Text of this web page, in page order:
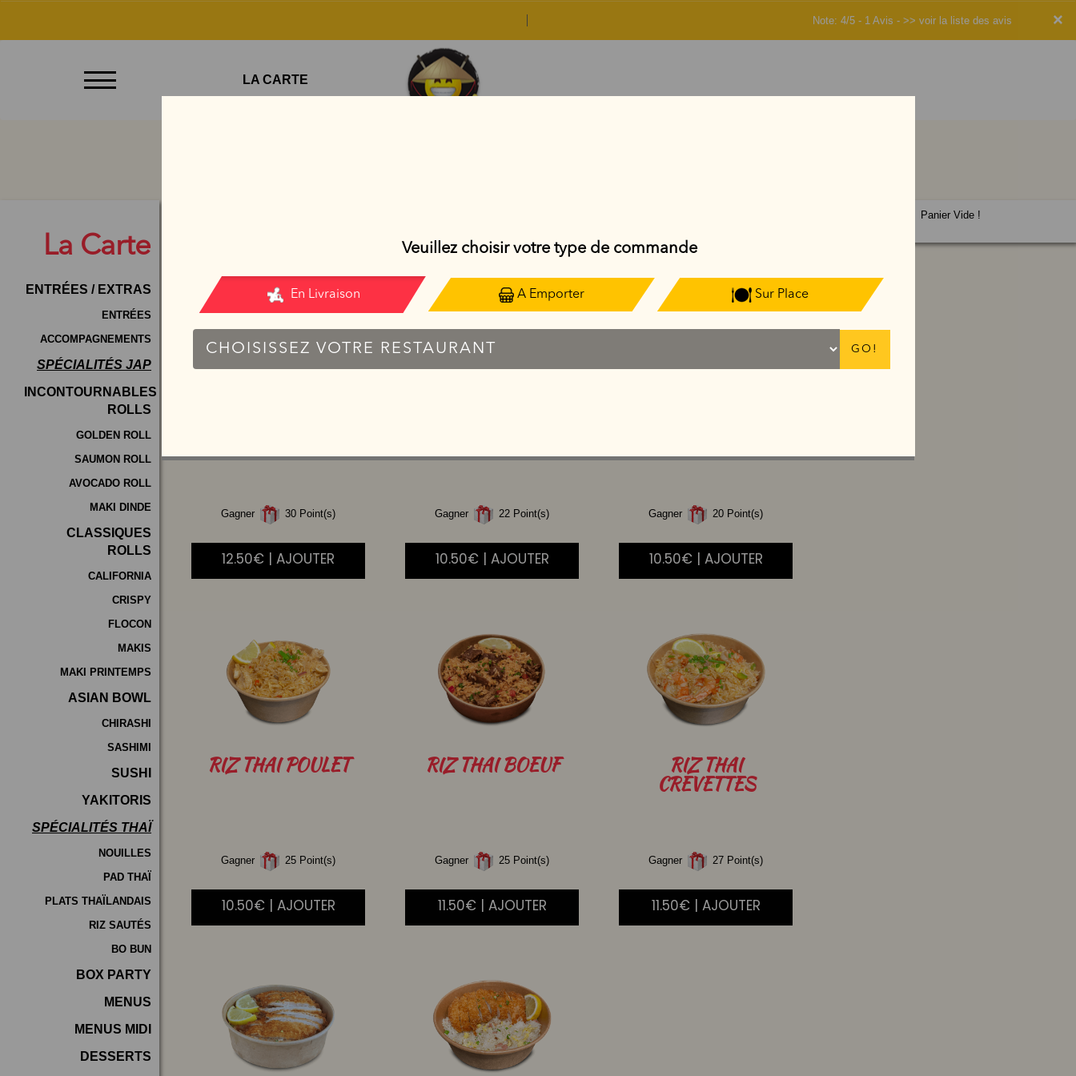
×
Note: 4/5 - 1 Avis - >> voir la liste des avis
Emporter
Contact
Mentions
Légales
Programme
De
Fidélité
Vos
Avis
de
LA CARTE
La Carte
ENTRÉES / EXTRAS
ENTRÉES
ACCOMPAGNEMENTS
SPÉCIALITÉS JAP
INCONTOURNABLES
ROLLS
GOLDEN ROLL
SAUMON ROLL
AVOCADO ROLL
MAKI DINDE
CLASSIQUES
ROLLS
CALIFORNIA
CRISPY
FLOCON
MAKIS
MAKI PRINTEMPS
ASIAN BOWL
CHIRASHI
SASHIMI
SUSHI
YAKITORIS
SPÉCIALITÉS THAÏ
NOUILLES
PAD THAÏ
PLATS THAÏLANDAIS
RIZ SAUTÉS
BO BUN
BOX PARTY
MENUS
MENUS MIDI
DESSERTS
Gagner 30 Point(s)
12.50€ | AJOUTER
Gagner 22 Point(s)
10.50€ | AJOUTER
Gagner 20 Point(s)
10.50€ | AJOUTER
RIZTHAI POULET
Gagner 25 Point(s)
10.50€ | AJOUTER
RIZTHAI BOEUF
Gagner 25 Point(s)
11.50€ | AJOUTER
RIZTHAI
CREVETTES
Gagner 27 Point(s)
11.50€ | AJOUTER
Panier Vide !